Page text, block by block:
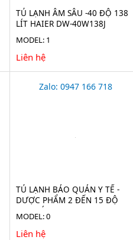
TỦ LẠNH ÂM SÂU -40 ĐỘ 138
LÍT HAIER DW-40W138J
MODEL: 1
Liên hệ
Zalo: 0947 166 718
TỦ LẠNH BẢO QUẢN Y TẾ -
DƯỢC PHẨM 2 ĐẾN 15 ĐỘ
1365 LÍT LR 1365 (ADVANCED)
MODEL: 0
Liên hệ